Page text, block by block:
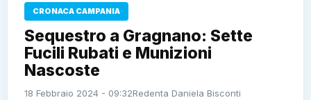
CRONACA CAMPANIA
Sequestro a Gragnano: Sette
Fucili Rubati e Munizioni
Nascoste
18 Febbraio 2024 - 09:32Redenta Daniela Bisconti